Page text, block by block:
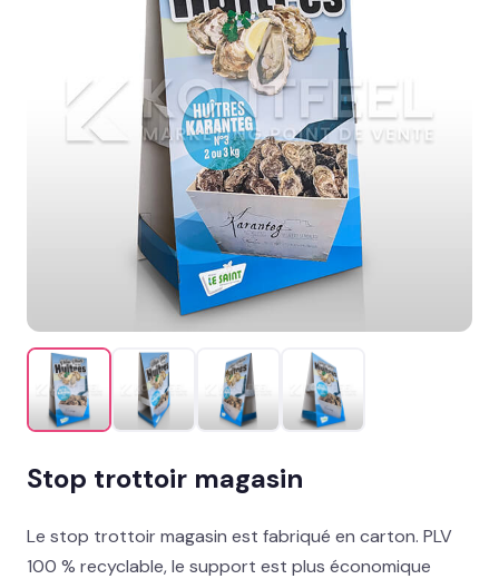
Animation commerciale
Théâtralisation magasin & décors
OFFRE DU MOMENT
Le produit du moment→
Présentoir comptoir
Présentoir sol
Signalétique et linéaire
Stand événementiel
Packaging et coffrets
Solutions métiers
Réalisations
Stop trottoir magasin
Le stop trottoir magasin est fabriqué en carton. PLV
100 % recyclable, le support est plus économique